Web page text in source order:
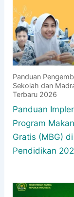
Panduan
Sekolah dan
Terbaru 2026
Panduan
Program
Gratis (MBG)
Pendidikan